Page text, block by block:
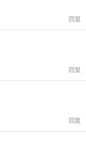
回复
回复
回复